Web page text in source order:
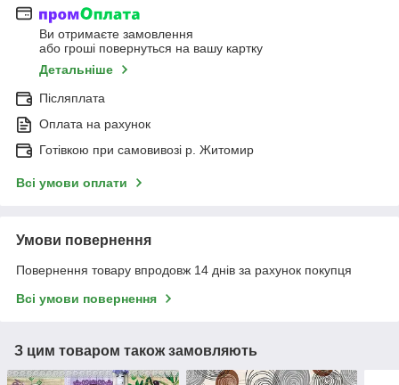
Ви отримаєте замовлення
або гроші повернуться на вашу картку
Детальніше
Післяплата
Оплата на рахунок
Готівкою при самовивозі р. Житомир
Всі умови оплати
Умови повернення
Повернення товару впродовж 14 днів за рахунок покупця
Всі умови повернення
З цим товаром також замовляють